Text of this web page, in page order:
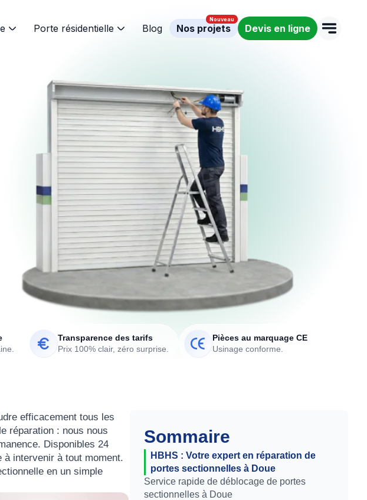
Porte résidentielle Blog Nos projets Devis en ligne
Transparence des tarifs
Prix 100% clair, zéro surprise.
Pièces au marquage CE
Usinage conforme.
Sommaire
HBHS : Votre expert en réparation de
portes sectionnelles à Doue
Service rapide de déblocage de portes
sectionnelles à Doue
efficacement tous les
réparation : nous nous
Disponibles 24
intervenir à tout moment.
en un simple